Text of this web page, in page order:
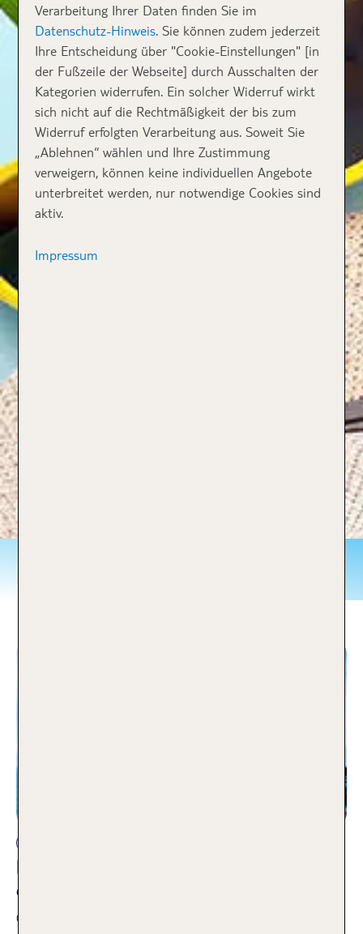
du achten
07.12.2016
Verarbeitung Ihrer Daten finden Sie im
Datenschutz-Hinweis. Sie können zudem jederzeit
Ihre Entscheidung über "Cookie-Einstellungen" [in
der Fußzeile der Webseite] durch Ausschalten der
Kategorien widerrufen. Ein solcher Widerruf wirkt
sich nicht auf die Rechtmäßigkeit der bis zum
Widerruf erfolgten Verarbeitung aus. Soweit Sie
„Ablehnen“ wählen und Ihre Zustimmung
verweigern, können keine individuellen Angebote
unterbreitet werden, nur notwendige Cookies sind
aktiv.
Impressum